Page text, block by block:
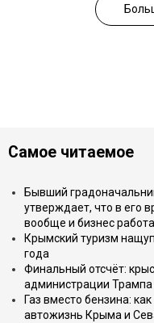
Самое читаемое
Бывший
утверждает, что в его
вообще и бизнес
Крымский туризм
года
Финальный отсчёт:
администрации Трампа
Газ вместо бензина:
автожизнь Крыма и